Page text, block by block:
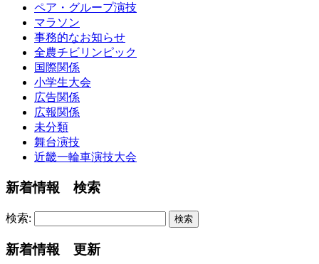
ペア・グループ演技
マラソン
事務的なお知らせ
全農チビリンピック
国際関係
小学生大会
広告関係
広報関係
未分類
舞台演技
近畿一輪車演技大会
新着情報 検索
検索:
新着情報 更新